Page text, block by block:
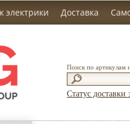
электрики Доставка
Поиск по артикулам
Статус доставки